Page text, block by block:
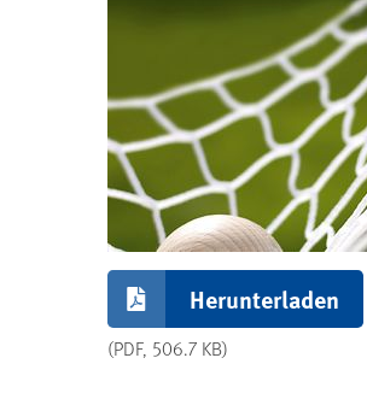
Herunterladen
(PDF, 506.7 KB)